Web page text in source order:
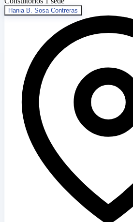
Hania B. Sosa Contreras